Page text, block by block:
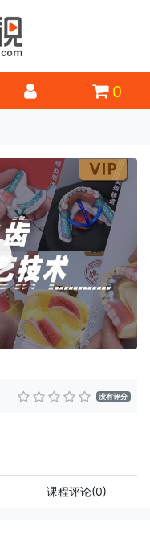
0
没有评分
课程评论(0)